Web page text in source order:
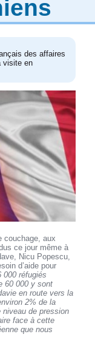
des affaires
visite en
couchage, aux
ce jour même à
Nicu Popescu,
d’aide pour
000 réfugiés
60 000 y sont
en route vers la
2% de la
de pression
face à cette
que nous